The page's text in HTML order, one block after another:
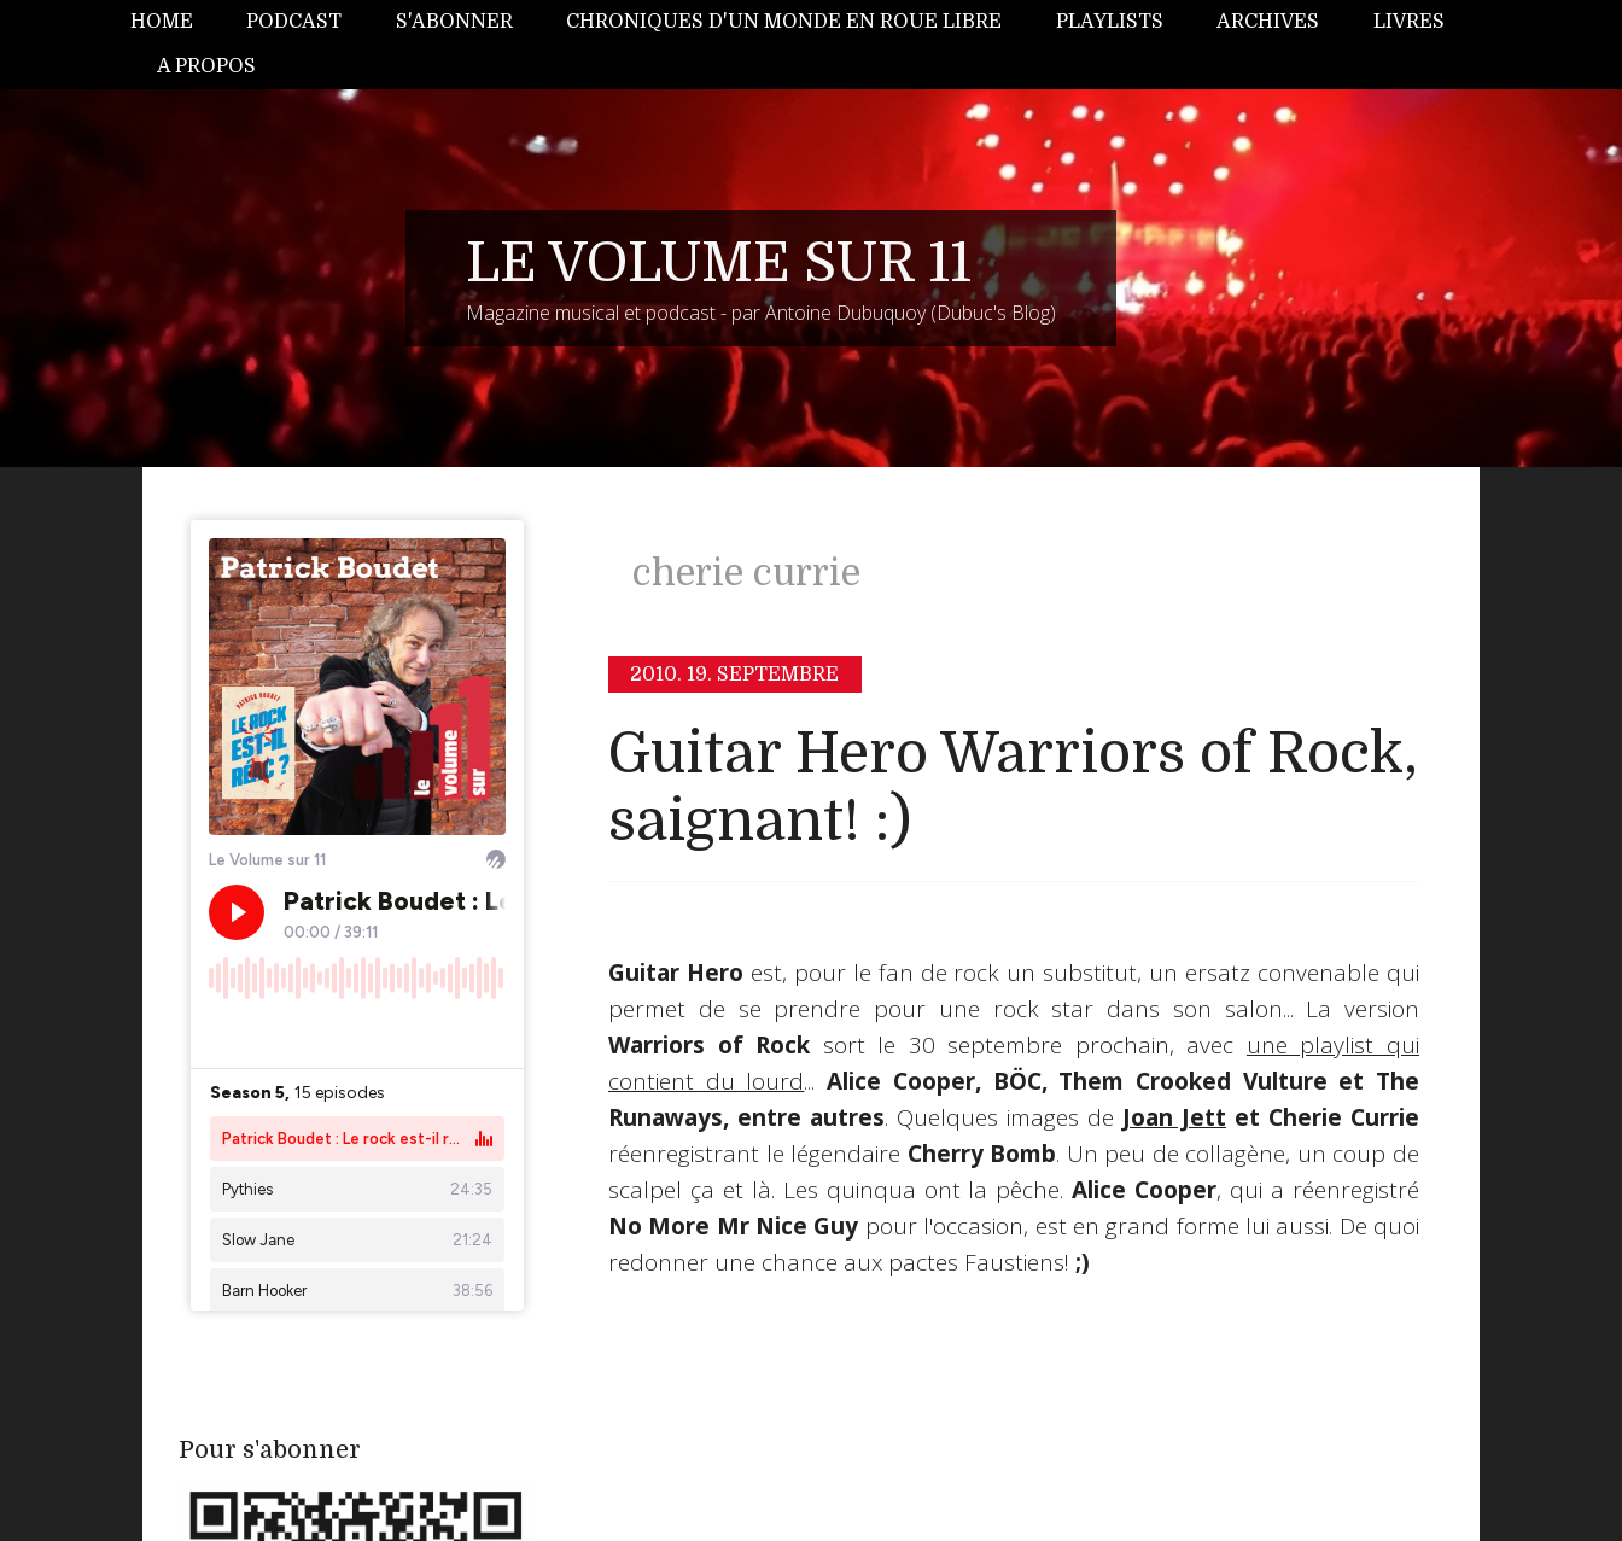
HOME PODCAST S'ABONNER CHRONIQUES D'UN MONDE EN ROUE LIBRE PLAYLISTS ARCHIVES LIVRES
A PROPOS
LE VOLUME SUR 11
Magazine musical et podcast - par Antoine Dubuquoy (Dubuc's Blog)
Pour s'abonner
cherie currie
2010. 19. SEPTEMBRE
Guitar Hero Warriors of Rock,
saignant! :)
Guitar Hero est, pour le fan de rock un substitut, un ersatz convenable qui
permet de se prendre pour une rock star dans son salon... La version
Warriors of Rock sort le 30 septembre prochain, avec une playlist qui
contient du lourd...Alice Cooper, BÖC, Them Crooked Vulture et The
Runaways, entre autres. Quelques images de Joan Jett et Cherie Currie
réenregistrant le légendaire Cherry Bomb. Un peu de collagène, un coup de
scalpel ça et là. Les quinqua ont la pêche.Alice Cooper, qui a réenregistré
No More Mr Nice Guy pour l'occasion, est en grand forme lui aussi. De quoi
redonner une chance aux pactes Faustiens! ;)